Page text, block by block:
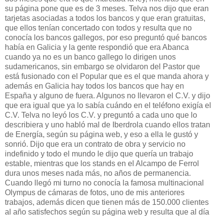
su página pone que es de 3 meses. Telva nos dijo que eran
tarjetas asociadas a todos los bancos y que eran gratuitas,
que ellos tenían concertado con todos y resulta que no
conocía los bancos gallegos, por eso preguntó qué bancos
había en Galicia y la gente respondió que era Abanca
cuando ya no es un banco gallego lo dirigen unos
sudamericanos, sin embargo se olvidaron del Pastor que
está fusionado con el Popular que es el que manda ahora y
además en Galicia hay todos los bancos que hay en
España y alguno de fuera. Algunos no llevaron el C.V. y dijo
que era igual que ya lo sabía cuándo en el teléfono exigía el
C.V. Telva no leyó los C.V. y preguntó a cada uno que lo
describiera y uno habló mal de Iberdrola cuando ellos tratan
de Energía, según su página web, y eso a ella le gustó y
sonrió. Dijo que era un contrato de obra y servicio no
indefinido y todo el mundo le dijo que quería un trabajo
estable, mientras que los stands en el Alcampo de Ferrol
dura unos meses nada más, no años de permanencia.
Cuando llegó mi turno no conocía la famosa multinacional
Olympus de cámaras de fotos, uno de mis anteriores
trabajos, además dicen que tienen más de 150.000 clientes
al año satisfechos según su página web y resulta que al día